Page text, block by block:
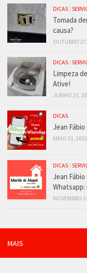
DICAS /
Tomada
causa?
OUTUBRO
DICAS /
Limpeza
Ative!
JUNHO 23,
DICAS
Jean
MAIO 31, 2022
DICAS /
Jean
Whatsapp:
NOVEMBRO
MAIS